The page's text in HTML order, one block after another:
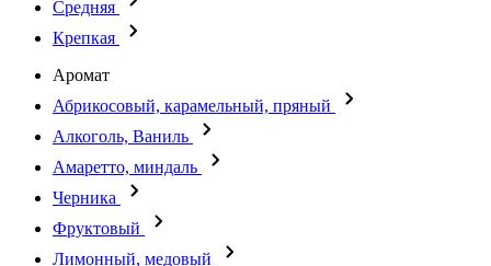
Средняя
Крепкая
Аромат
Абрикосовый, карамельный, пряный
Алкоголь, Ваниль
Амаретто, миндаль
Черника
Фруктовый
Лимонный, медовый